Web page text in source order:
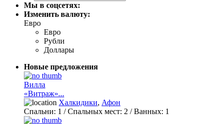
Мы в соцсетях:
Изменить валюту:
Евро
Евро
Рубли
Доллары
Новые предложения
Вилла
«Витраж»...
Халкидики, Афон
Спальни: 1 / Спальных мест: 2 /Ванных: 1